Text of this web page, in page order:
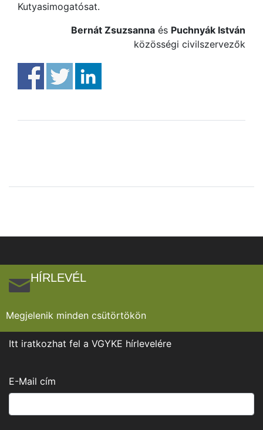
Kutyasimogatósat.
Bernát Zsuzsanna és Puchnyák István
közösségi civilszervezők
HÍRLEVÉL
Megjelenik minden csütörtökön
Itt iratkozhat fel a VGYKE hírlevelére
E-Mail cím